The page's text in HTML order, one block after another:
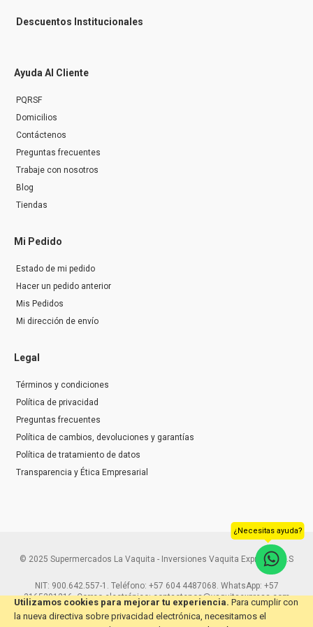
Utilizamos cookies para mejorar tu experiencia. Para cumplir con
la nueva directiva sobre privacidad electrónica, necesitamos el
Descuentos Institucionales
Ayuda Al Cliente
PQRSF
Domicilios
Contáctenos
Preguntas frecuentes
Trabaje con nosotros
Blog
Tiendas
Mi Pedido
Estado de mi pedido
Hacer un pedido anterior
Mis Pedidos
Mi dirección de envío
Legal
Términos y condiciones
Política de privacidad
Preguntas frecuentes
Política de cambios, devoluciones y garantías
Política de tratamiento de datos
Transparencia y Ética Empresarial
© 2025 Supermercados La Vaquita - Inversiones Vaquita Express S.A.S
NIT: 900.642.557-1. Teléfono: +57 604 4487068. WhatsApp: +57
3165291216. Correo electrónico: contactenos@vaquitaexpress.com
¿Necesitas ayuda?